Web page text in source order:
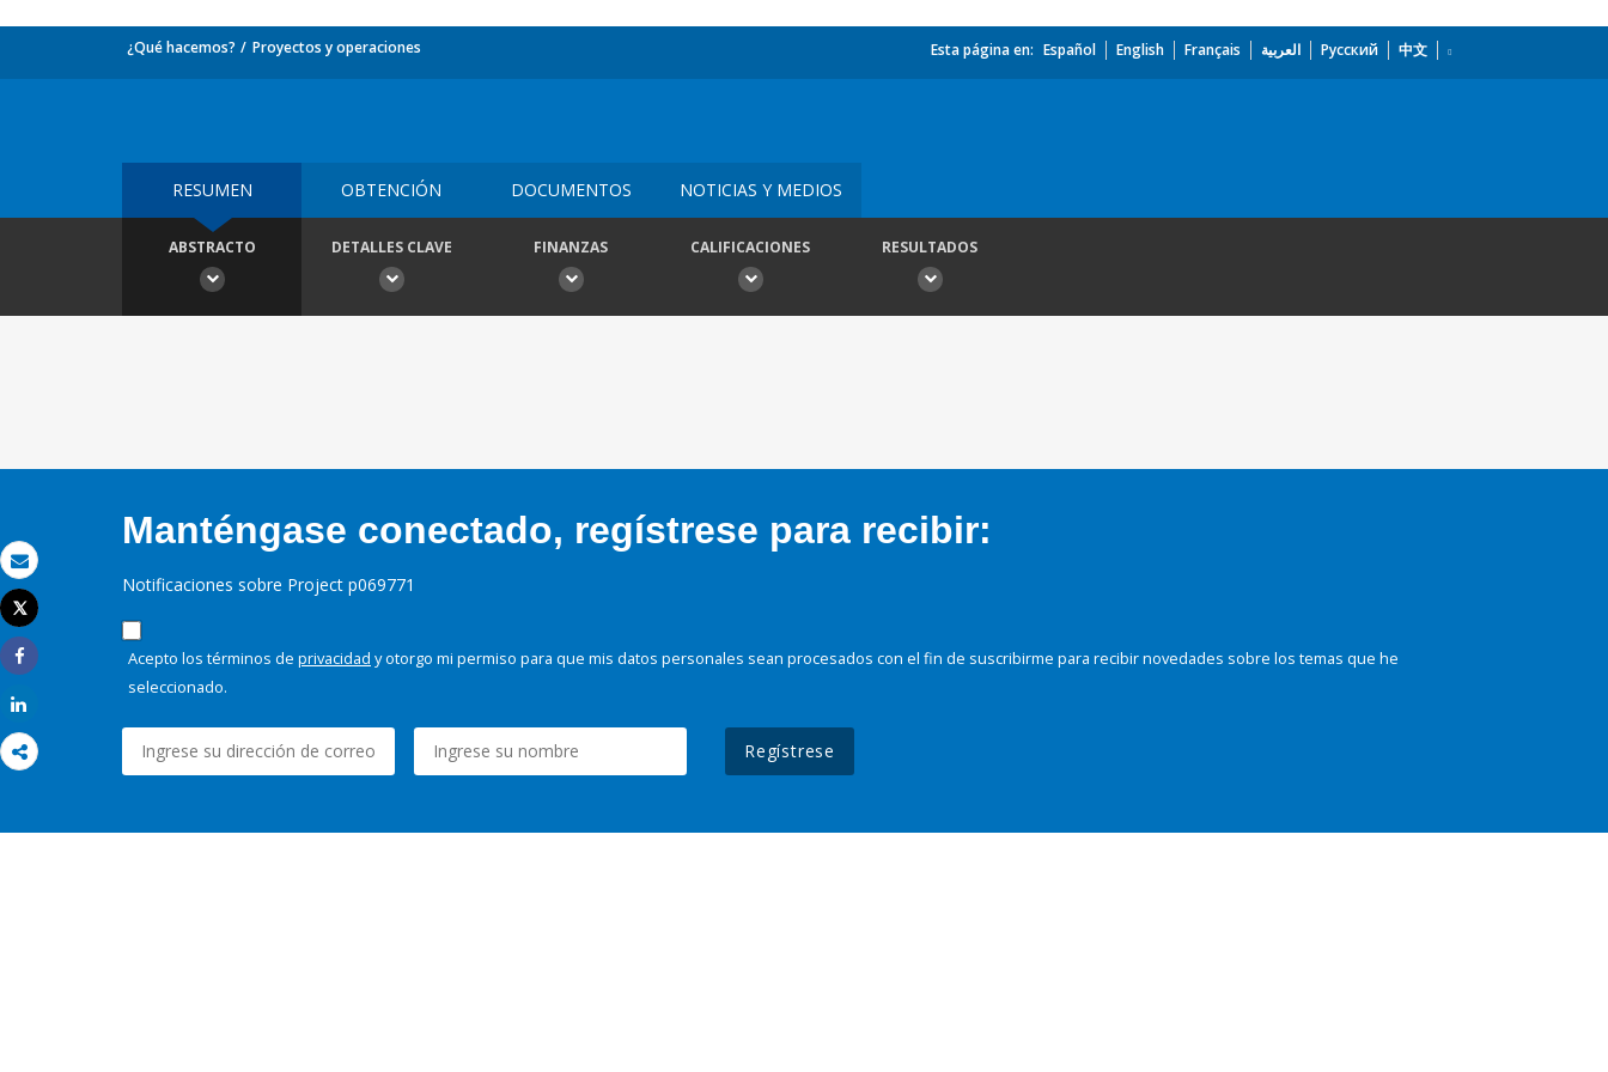
Correo electrónico
Imprimir
Tweet
Share
¿Qué hacemos? Proyectos y operaciones Esta página en: Español English Français العربية Русский 中文
RESUMEN OBTENCIÓN DOCUMENTOS NOTICIAS Y MEDIOS
ABSTRACTO DETALLES CLAVE FINANZAS CALIFICACIONES RESULTADOS
Manténgase conectado, regístrese para recibir:
Notificaciones sobre Project p069771
Acepto los términos de privacidad y otorgo mi permiso para que mis datos personales sean procesados con el fin de suscribirme para recibir novedades sobre los temas que he
seleccionado.
Regístrese